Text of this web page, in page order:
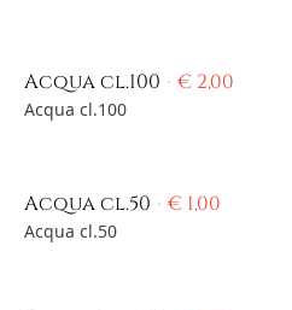
Acqua cl.100 € 2,00
Acqua cl.100
Acqua cl.50 € 1,00
Acqua cl.50